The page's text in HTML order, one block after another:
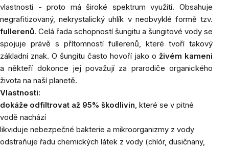
vlastnosti - proto má široké spektrum využití. Obsahuje
negrafitizovaný, nekrystalický uhlík v neobvyklé formě tzv.
fullerenů. Celá řada schopností šungitu a šungitové vody se
spojuje právě s přítomností fullerenů, které tvoří takový
základní znak. O šungitu často hovoří jako o živém kameni
a někteří dokonce jej považují za prarodiče organického
života na naší planetě.
Vlastnosti:
dokáže odfiltrovat až 95% škodlivin, které se v pitné
vodě nachází
likviduje nebezpečné bakterie a mikroorganizmy z vody
odstraňuje řadu chemických látek z vody (chlór, dusičnany,